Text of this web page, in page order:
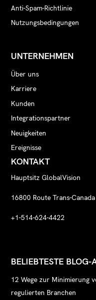
Anti-Spam-Richtlinie
Nutzungsbedingungen
UNTERNEHMEN
Über uns
Karriere
Kunden
Integrationspartner
Neuigkeiten
Ereignisse
KONTAKT
Hauptsitz GlobalVision
16800 Route Trans-
+1-514-624-4422
BELIEBTESTE BLOG-
12 Wege zur Minimierung
regulierten Branchen